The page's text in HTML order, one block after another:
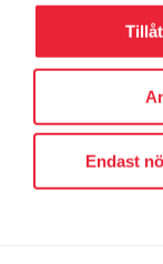
Endast